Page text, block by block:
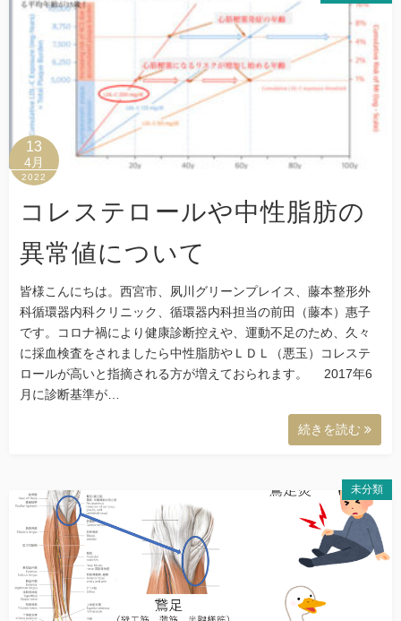
13
4月
2022
コレステロールや中性脂肪の
異常値について
皆様こんにちは。西宮市、夙川グリーンプレイス、藤本整形外
科循環器内科クリニック、循環器内科担当の前田（藤本）惠子
です。コロナ禍により健康診断控えや、運動不足のため、久々
に採血検査をされましたら中性脂肪やＬＤＬ（悪玉）コレステ
ロールが高いと指摘される方が増えておられます。 2017年6
月に診断基準が…
続きを読む
未分類